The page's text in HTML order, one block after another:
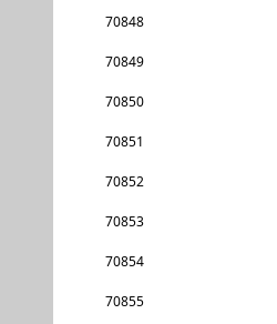
70848
70849
70850
70851
70852
70853
70854
70855